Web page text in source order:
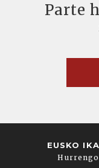
Parte
EUSKO